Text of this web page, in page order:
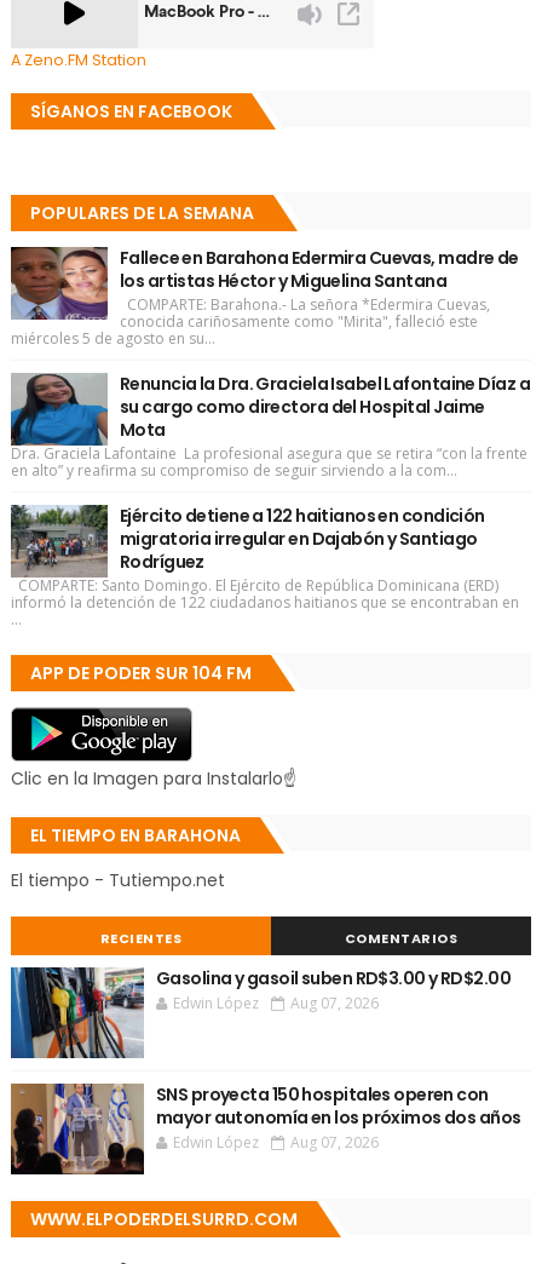
A Zeno.FM Station
SÍGANOS EN FACEBOOK
POPULARES DE LA SEMANA
Fallece en Barahona Edermira Cuevas, madre de
los artistas Héctor y Miguelina Santana
COMPARTE: Barahona.- La señora *Edermira Cuevas,
conocida cariñosamente como "Mirita", falleció este
miércoles 5 de agosto en su...
Renuncia la Dra. Graciela Isabel Lafontaine Díaz a
su cargo como directora del Hospital Jaime
Mota
Dra. Graciela Lafontaine La profesional asegura que se retira “con la frente
en alto” y reafirma su compromiso de seguir sirviendo a la com...
Ejército detiene a 122 haitianos en condición
migratoria irregular en Dajabón y Santiago
Rodríguez
COMPARTE: Santo Domingo. El Ejército de República Dominicana (ERD)
informó la detención de 122 ciudadanos haitianos que se encontraban en
...
APP DE PODER SUR 104 FM
Clic en la Imagen para Instalarlo☝
EL TIEMPO EN BARAHONA
El tiempo - Tutiempo.net
RECIENTES COMENTARIOS
Gasolina y gasoil suben RD$3.00 y RD$2.00
Edwin López Aug 07, 2026
SNS proyecta 150 hospitales operen con
mayor autonomía en los próximos dos años
Edwin López Aug 07, 2026
WWW.ELPODERDELSURRD.COM